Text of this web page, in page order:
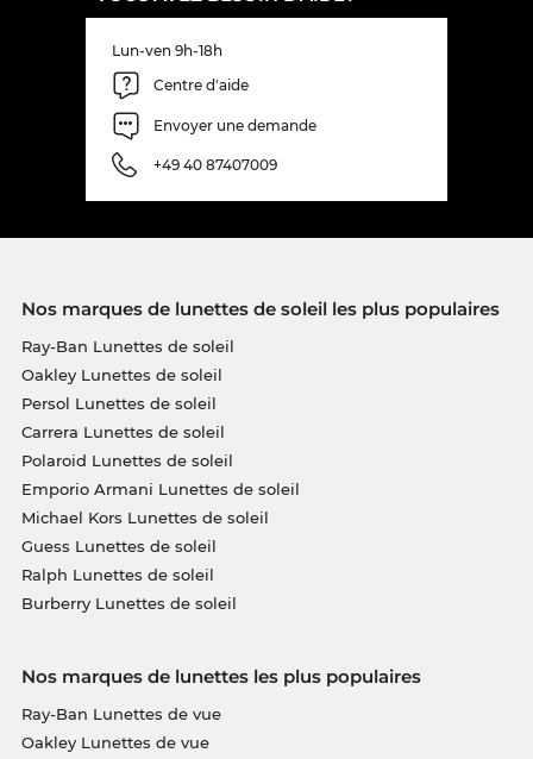
Lun-ven 9h-18h
Centre d'aide
Envoyer une demande
+49 40 87407009
Nos marques de lunettes de soleil les plus populaires
Ray-Ban Lunettes de soleil
Oakley Lunettes de soleil
Persol Lunettes de soleil
Carrera Lunettes de soleil
Polaroid Lunettes de soleil
Emporio Armani Lunettes de soleil
Michael Kors Lunettes de soleil
Guess Lunettes de soleil
Ralph Lunettes de soleil
Burberry Lunettes de soleil
Nos marques de lunettes les plus populaires
Ray-Ban Lunettes de vue
Oakley Lunettes de vue